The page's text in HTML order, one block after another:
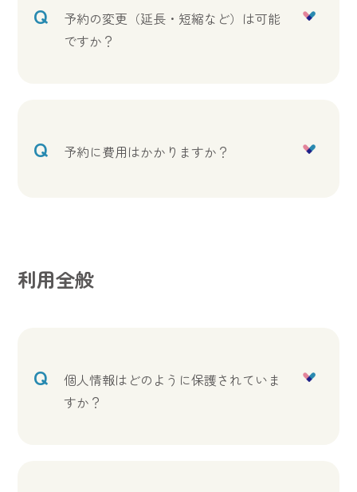
Q
予約の変更（延長・短縮など）は可能
ですか？
Q 予約に費用はかかりますか？
利用全般
Q
個人情報はどのように保護されていま
すか？